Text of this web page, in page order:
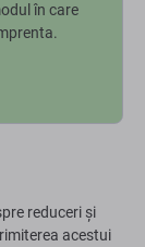
în care
reduceri și
acestui